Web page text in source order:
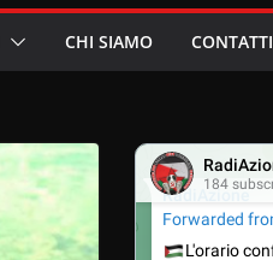
CHI SIAMO CONTATTI